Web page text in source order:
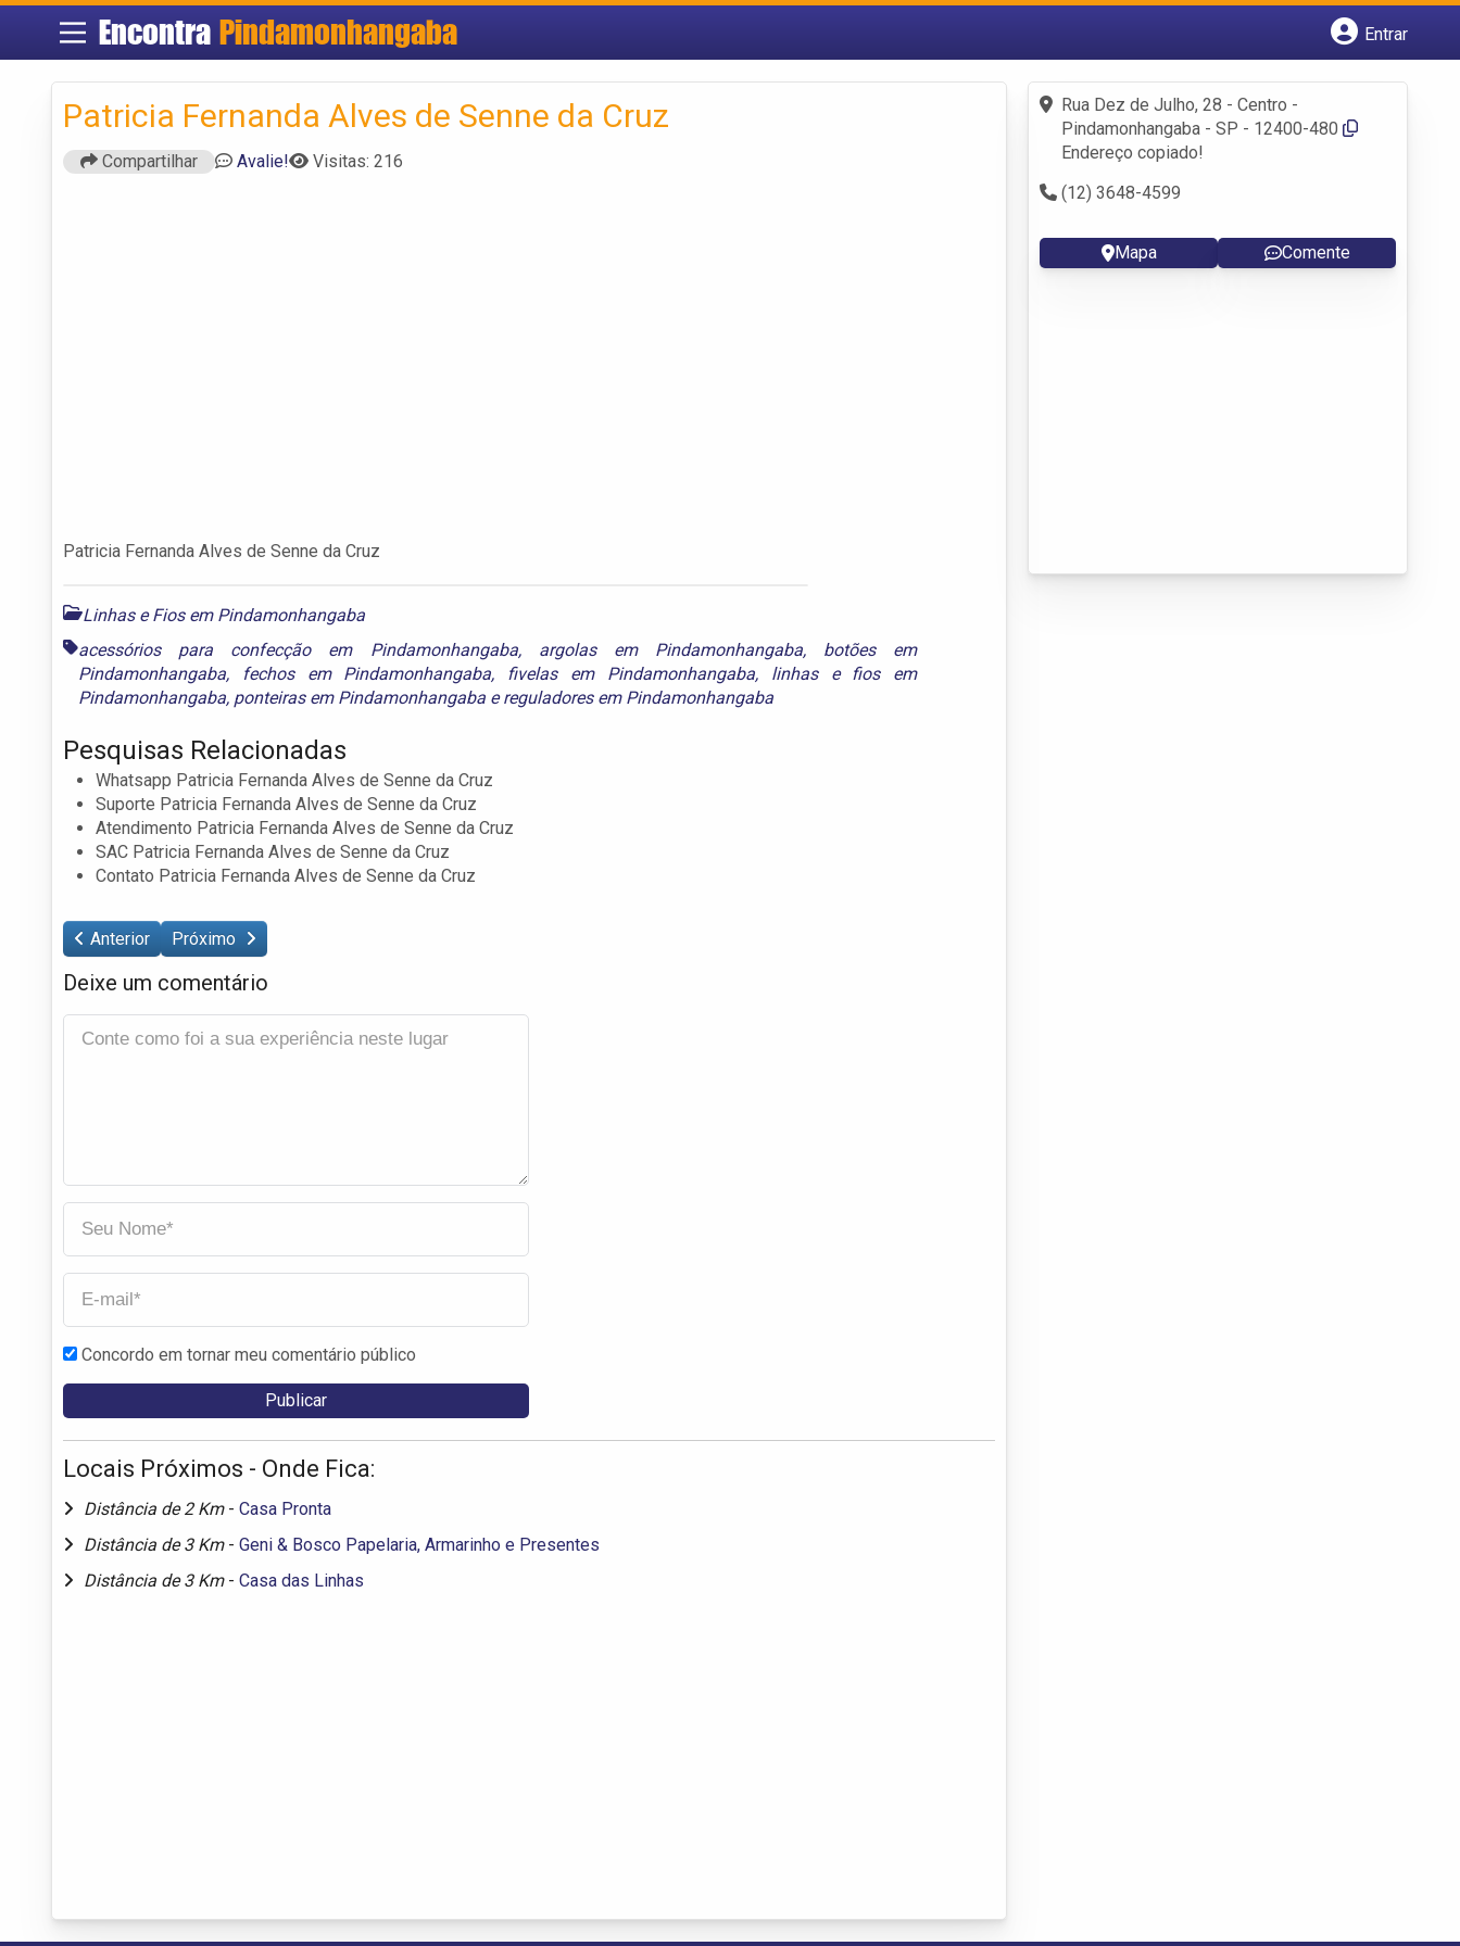
Encontra Pindamonhangaba
Entrar
Fazer login
Criar conta
Patricia Fernanda Alves de Senne da Cruz
Compartilhar Avalie! Visitas: 216
Patricia Fernanda Alves de Senne da Cruz
Linhas e Fios em Pindamonhangaba
acessórios para confecção em Pindamonhangaba, argolas em Pindamonhangaba, botões em
Pindamonhangaba, fechos em Pindamonhangaba, fivelas em Pindamonhangaba, linhas e fios em
Pindamonhangaba, ponteiras em Pindamonhangaba ereguladores em Pindamonhangaba
Pesquisas Relacionadas
Whatsapp Patricia Fernanda Alves de Senne da Cruz
Suporte Patricia Fernanda Alves de Senne da Cruz
Atendimento Patricia Fernanda Alves de Senne da Cruz
SAC Patricia Fernanda Alves de Senne da Cruz
Contato Patricia Fernanda Alves de Senne da Cruz
Anterior Próximo
Deixe um comentário
Concordo em tornar meu comentário público
Locais Próximos - Onde Fica:
Distância de 2 Km - Casa Pronta
Distância de 3 Km - Geni & Bosco Papelaria, Armarinho e Presentes
Distância de 3 Km - Casa das Linhas
Rua Dez de Julho, 28 - Centro -
Pindamonhangaba - SP - 12400-480
Endereço copiado!
(12) 3648-4599
Mapa Comente